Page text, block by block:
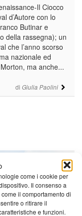
come i cookie per
Il consenso a
il comportamento di
o ritirare il
e funzioni.
di Giulia Paolini
Il Ciocco
d’Autore con lo
Butinar e
della rassegna); un
che l’anno scorso
nazionale ed
ma anche...